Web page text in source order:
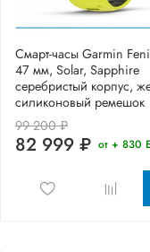
Смарт-часы Garmin
47 мм, Solar, Sapphire
серебристый корпус,
силиконовый ремешок
99 200 ₽
82 999 ₽ от + 830